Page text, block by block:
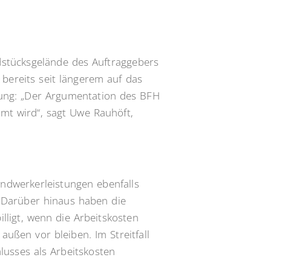
des Auftraggebers
seit längerem auf das
„Der Argumentation des BFH
wird“, sagt Uwe Rauhöft,
ebenfalls
hinaus haben die
wenn die Arbeitskosten
vor bleiben. Im Streitfall
als Arbeitskosten